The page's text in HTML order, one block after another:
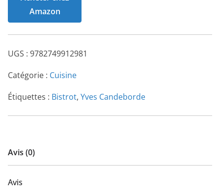
Amazon
UGS : 9782749912981
Catégorie : Cuisine
Étiquettes : Bistrot, Yves Candeborde
Avis (0)
Avis